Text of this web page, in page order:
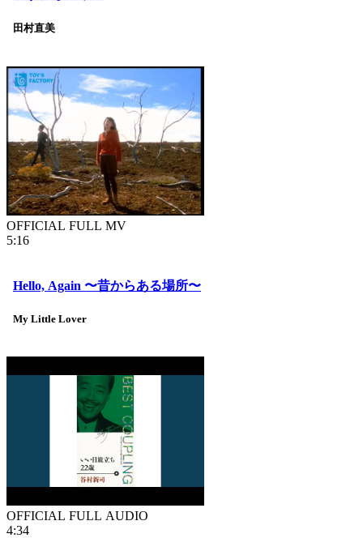
田村直美
OFFICIAL FULL MV
5:16
Hello, Again 〜昔からある場所〜
My Little Lover
OFFICIAL FULL AUDIO
4:34